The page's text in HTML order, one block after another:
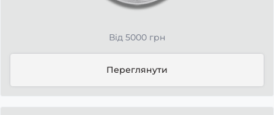
Від 5000 грн
Переглянути